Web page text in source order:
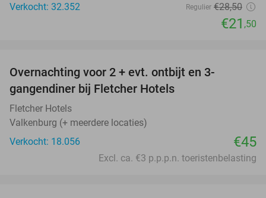
Verkocht: 32.352
Regulier €28,50
€21 ,50
Overnachting voor 2 + evt. ontbijt en 3-
gangendiner bij Fletcher Hotels
Fletcher Hotels
Valkenburg (+ meerdere locaties)
Verkocht: 18.056
€45
Excl. ca. €3 p.p.p.n. toeristenbelasting